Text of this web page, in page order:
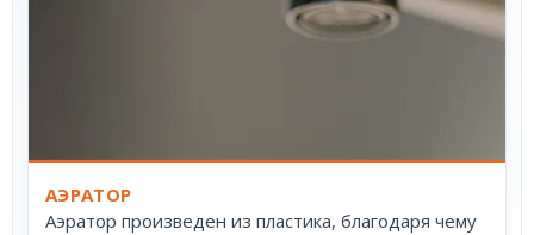
АЭРАТОР
Аэратор произведен из пластика, благодаря чему